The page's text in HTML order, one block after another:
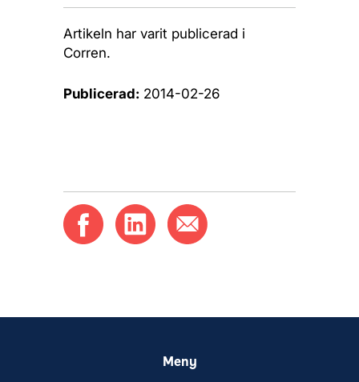
Artikeln har varit publicerad i
Corren.
Publicerad: 2014-02-26
Meny